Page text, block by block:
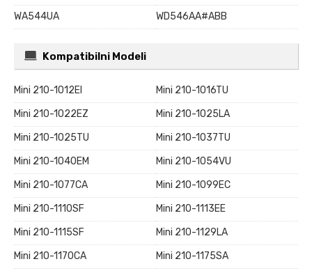
WA544UA
WD546AA#ABB
Kompatibilni Modeli
Mini 210-1012EI
Mini 210-1016TU
Mini 210-1022EZ
Mini 210-1025LA
Mini 210-1025TU
Mini 210-1037TU
Mini 210-1040EM
Mini 210-1054VU
Mini 210-1077CA
Mini 210-1099EC
Mini 210-1110SF
Mini 210-1113EE
Mini 210-1115SF
Mini 210-1129LA
Mini 210-1170CA
Mini 210-1175SA